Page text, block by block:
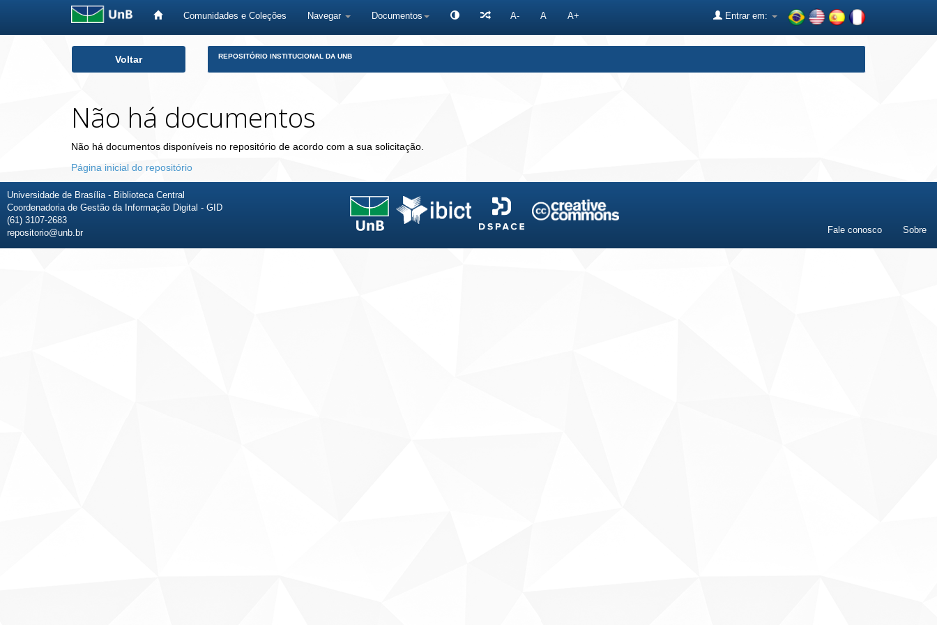
Comunidades e Coleções Navegar Documentos A- A A+ Entrar em:
Voltar REPOSITÓRIO INSTITUCIONAL DA UNB
Não há documentos
Não há documentos disponíveis no repositório de acordo com a sua solicitação.
Página inicial do repositório
Universidade de Brasília - Biblioteca Central
Coordenadoria de Gestão da Informação Digital - GID
(61) 3107-2683
repositorio@unb.br
Fale conosco Sobre